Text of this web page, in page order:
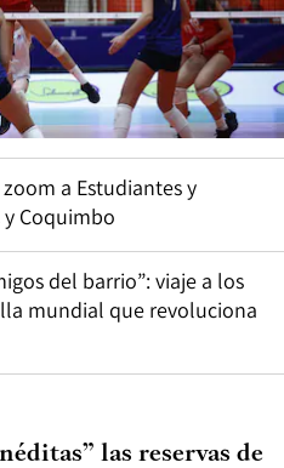
a Estudiantes y
y Coquimbo
del barrio”: viaje a los
mundial que revoluciona
las reservas de